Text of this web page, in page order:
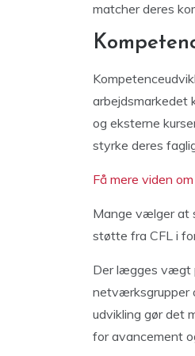
matcher deres
arbejdsmarkedet
og eksterne
styrke deres
Få mere viden
Mange vælger at
støtte fra CFL i
Der lægges vægt
netværksgrupper
udvikling gør det
for avancement